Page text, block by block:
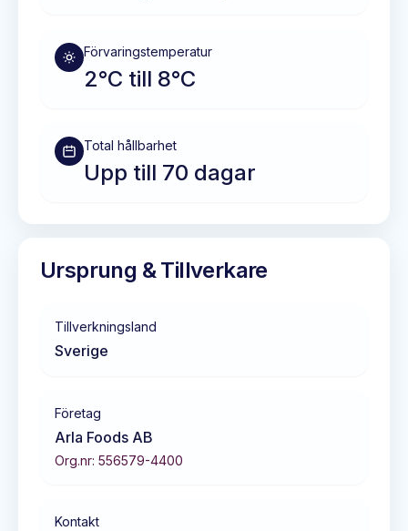
Förvaringstemperatur
2°C till 8°C
Total hållbarhet
Upp till 70 dagar
Ursprung & Tillverkare
Tillverkningsland
Sverige
Företag
Arla Foods AB
Org.nr: 556579-4400
Kontakt